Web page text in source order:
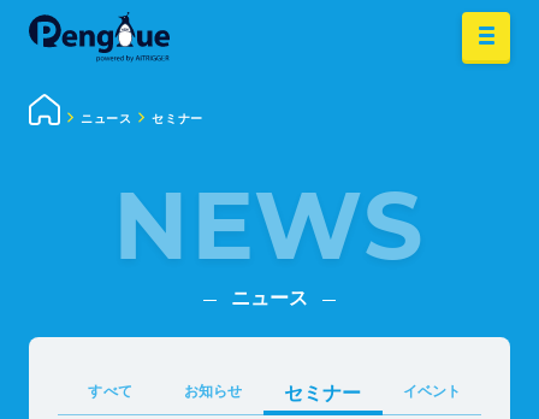
ニュース セミナー
NEWS
ニュース
すべて お知らせ セミナー イベント